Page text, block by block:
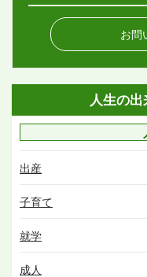
お問
人生の
出産
子育て
就学
成人